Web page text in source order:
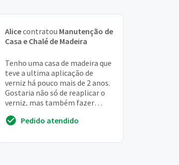
Alicecontratou Manutenção de
Casa e Chalé de Madeira
Tenho uma casa de madeira que
teve a ultima aplicação de
verniz há pouco mais de 2 anos.
Gostaria não só de reaplicar o
verniz, mas também fazer
pequenas partes d...
Pedido atendido